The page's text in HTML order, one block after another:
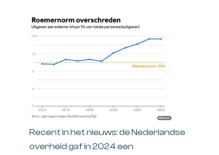
Recent in het nieuws: de Nederlandse
overheid gaf in 2024 een